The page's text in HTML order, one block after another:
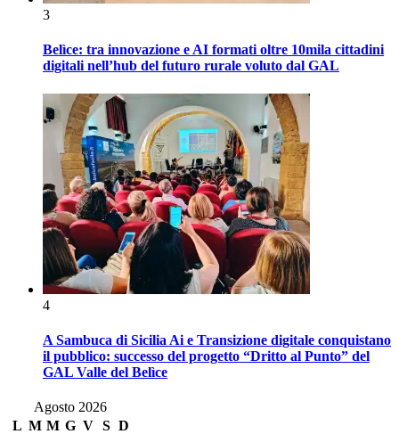
3
Belìce: tra innovazione e AI formati oltre 10mila cittadini
digitali nell’hub del futuro rurale voluto dal GAL
4
A Sambuca di Sicilia Ai e Transizione digitale conquistano
il pubblico: successo del progetto “Dritto al Punto” del
GAL Valle del Belìce
Agosto 2026
L M M G V S D